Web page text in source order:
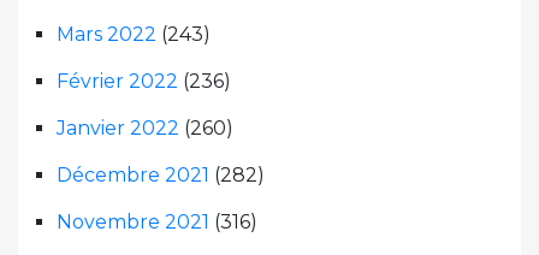
Mars 2022 (243)
Février 2022 (236)
Janvier 2022 (260)
Décembre 2021 (282)
Novembre 2021 (316)